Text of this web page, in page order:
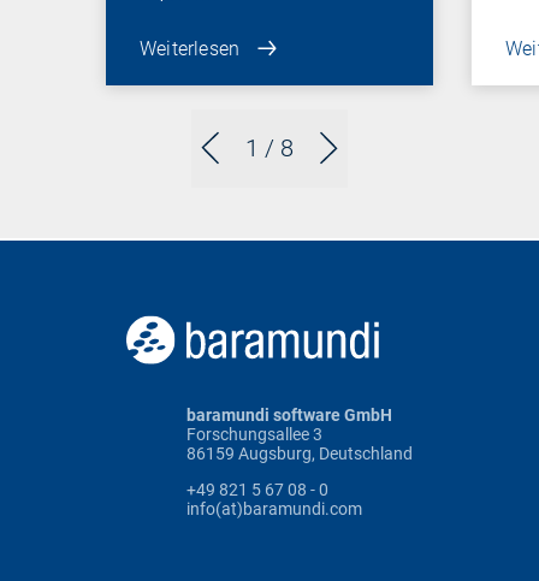
1 / 8
Weiterlesen
baramundi software GmbH
Forschungsallee 3
86159 Augsburg, Deutschland
+49 821 5 67 08 - 0
info(at)baramundi.com